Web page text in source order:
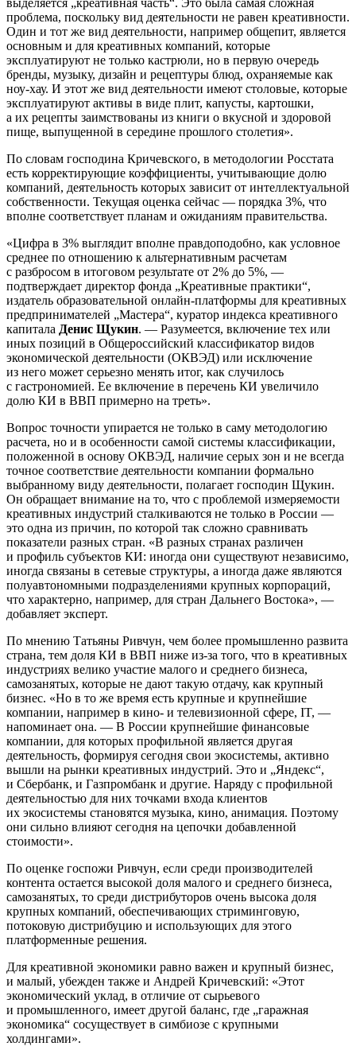
выделяется „креативная часть“. Это была самая сложная
проблема, поскольку вид деятельности не равен креативности.
Один и тот же вид деятельности, например общепит, является
основным и для креативных компаний, которые
эксплуатируют не только кастрюли, но в первую очередь
бренды, музыку, дизайн и рецептуры блюд, охраняемые как
ноу-хау. И этот же вид деятельности имеют столовые, которые
эксплуатируют активы в виде плит, капусты, картошки,
а их рецепты заимствованы из книги о вкусной и здоровой
пище, выпущенной в середине прошлого столетия».
По словам господина Кричевского, в методологии Росстата
есть корректирующие коэффициенты, учитывающие долю
компаний, деятельность которых зависит от интеллектуальной
собственности. Текущая оценка сейчас — порядка 3%, что
вполне соответствует планам и ожиданиям правительства.
«Цифра в 3% выглядит вполне правдоподобно, как условное
среднее по отношению к альтернативным расчетам
с разбросом в итоговом результате от 2% до 5%, —
подтверждает директор фонда „Креативные практики“,
издатель образовательной онлайн-платформы для креативных
предпринимателей „Мастера“, куратор индекса креативного
капитала Денис Щукин. — Разумеется, включение тех или
иных позиций в Общероссийский классификатор видов
экономической деятельности (ОКВЭД) или исключение
из него может серьезно менять итог, как случилось
с гастрономией. Ее включение в перечень КИ увеличило
долю КИ в ВВП примерно на треть».
Вопрос точности упирается не только в саму методологию
расчета, но и в особенности самой системы классификации,
положенной в основу ОКВЭД, наличие серых зон и не всегда
точное соответствие деятельности компании формально
выбранному виду деятельности, полагает господин Щукин.
Он обращает внимание на то, что с проблемой измеряемости
креативных индустрий сталкиваются не только в России —
это одна из причин, по которой так сложно сравнивать
показатели разных стран. «В разных странах различен
и профиль субъектов КИ: иногда они существуют независимо,
иногда связаны в сетевые структуры, а иногда даже являются
полуавтономными подразделениями крупных корпораций,
что характерно, например, для стран Дальнего Востока», —
добавляет эксперт.
По мнению Татьяны Ривчун, чем более промышленно развита
страна, тем доля КИ в ВВП ниже из-за того, что в креативных
индустриях велико участие малого и среднего бизнеса,
самозанятых, которые не дают такую отдачу, как крупный
бизнес. «Но в то же время есть крупные и крупнейшие
компании, например в кино- и телевизионной сфере, IT, —
напоминает она. — В России крупнейшие финансовые
компании, для которых профильной является другая
деятельность, формируя сегодня свои экосистемы, активно
вышли на рынки креативных индустрий. Это и „Яндекс“,
и Сбербанк, и Газпромбанк и другие. Наряду с профильной
деятельностью для них точками входа клиентов
их экосистемы становятся музыка, кино, анимация. Поэтому
они сильно влияют сегодня на цепочки добавленной
стоимости».
По оценке госпожи Ривчун, если среди производителей
контента остается высокой доля малого и среднего бизнеса,
самозанятых, то среди дистрибуторов очень высока доля
крупных компаний, обеспечивающих стриминговую,
потоковую дистрибуцию и использующих для этого
платформенные решения.
Для креативной экономики равно важен и крупный бизнес,
и малый, убежден также и Андрей Кричевский: «Этот
экономический уклад, в отличие от сырьевого
и промышленного, имеет другой баланс, где „гаражная
экономика“ сосуществует в симбиозе с крупными
холдингами».